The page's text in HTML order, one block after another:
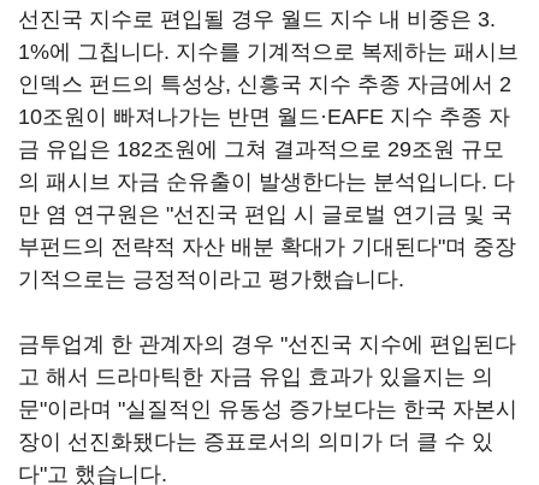
선진국 지수로 편입될 경우 월드 지수 내 비중은 3.
1%에 그칩니다. 지수를 기계적으로 복제하는 패시브
인덱스 펀드의 특성상, 신흥국 지수 추종 자금에서 2
10조원이 빠져나가는 반면 월드·EAFE 지수 추종 자
금 유입은 182조원에 그쳐 결과적으로 29조원 규모
의 패시브 자금 순유출이 발생한다는 분석입니다. 다
만 염 연구원은 "선진국 편입 시 글로벌 연기금 및 국
부펀드의 전략적 자산 배분 확대가 기대된다"며 중장
기적으로는 긍정적이라고 평가했습니다.
금투업계 한 관계자의 경우 "선진국 지수에 편입된다
고 해서 드라마틱한 자금 유입 효과가 있을지는 의
문"이라며 "실질적인 유동성 증가보다는 한국 자본시
장이 선진화됐다는 증표로서의 의미가 더 클 수 있
다"고 했습니다.